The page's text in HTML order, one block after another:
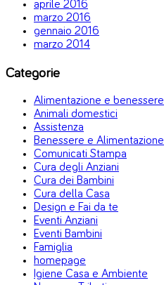
aprile 2016
marzo 2016
gennaio 2016
marzo 2014
Categorie
Alimentazione e benessere
Animali domestici
Assistenza
Benessere e Alimentazione
Comunicati Stampa
Cura degli Anziani
Cura dei Bambini
Cura della Casa
Design e Fai da te
Eventi Anziani
Eventi Bambini
Famiglia
homepage
Igiene Casa e Ambiente